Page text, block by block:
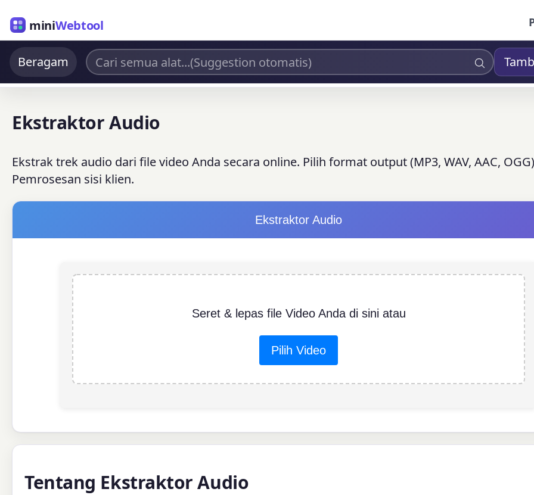
miniWebtool
Beragam
Ekstraktor Audio
Ekstrak trek audio dari file video Anda secara online. Pilih format output (MP3, WAV, AAC,
Pemrosesan sisi klien.
Ekstraktor Audio
Seret & lepas file Video Anda di sini atau
Pilih Video
Tentang Ekstraktor Audio